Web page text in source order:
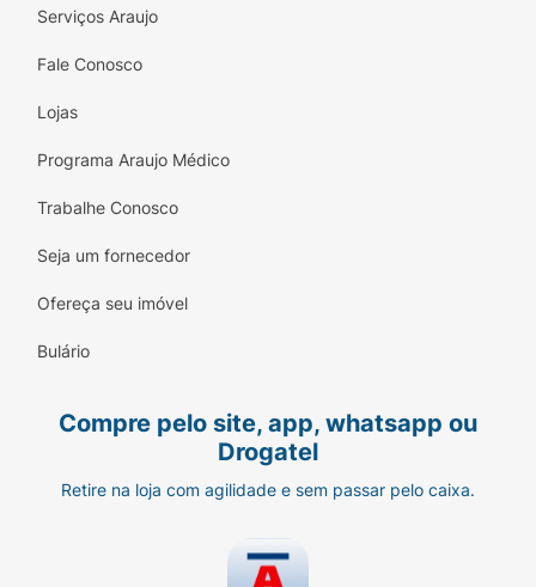
Serviços Araujo
Fale Conosco
Lojas
Programa Araujo Médico
Trabalhe Conosco
Seja um fornecedor
Ofereça seu imóvel
Bulário
Compre pelo site, app, whatsapp ou
Drogatel
Retire na loja com agilidade e sem passar pelo caixa.